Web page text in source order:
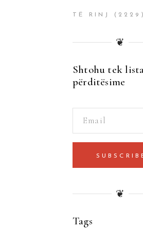
TË RINJ (2229)
❦
Shtohu tek
përditësime
❦
Tags